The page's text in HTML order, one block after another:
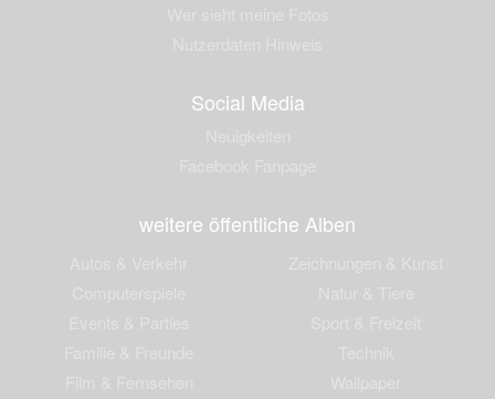
Social Media
weitere öffentliche Alben